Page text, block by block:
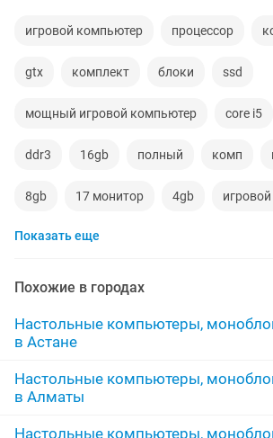
игровой компьютер процессор
gtx комплект блоки ssd
мощный игровой компьютер core i5
ddr3 16gb полный комп
8gb 17 монитор 4gb
комплект компьютера
комплект пк rtx 4060 игровой
ddr4 8gb
Показать еще
Похожие в городах
Настольные компьютеры,
в Астане
Настольные компьютеры,
в Алматы
Настольные компьютеры,